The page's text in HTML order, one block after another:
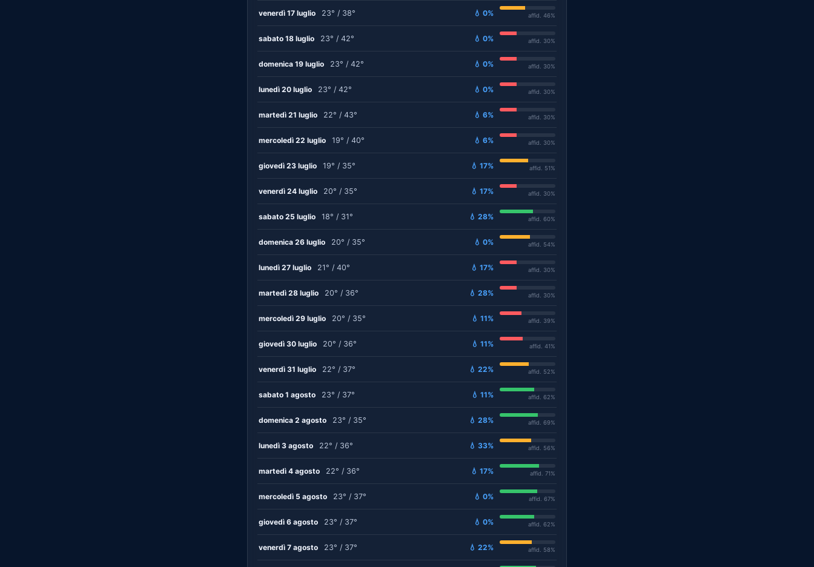
venerdì 17 luglio 23° / 38° 💧 0% affid. 46%
sabato 18 luglio 23° / 42° 💧 0% affid. 30%
domenica 19 luglio 23° / 42° 💧 0% affid. 30%
lunedì 20 luglio 23° / 42° 💧 0% affid. 30%
martedì 21 luglio 22° / 43° 💧 6% affid. 30%
mercoledì 22 luglio 19° / 40° 💧 6% affid. 30%
giovedì 23 luglio 19° / 35° 💧 17% affid. 51%
venerdì 24 luglio 20° / 35° 💧 17% affid. 30%
sabato 25 luglio 18° / 31° 💧 28% affid. 60%
domenica 26 luglio 20° / 35° 💧 0% affid. 54%
lunedì 27 luglio 21° / 40° 💧 17% affid. 30%
martedì 28 luglio 20° / 36° 💧 28% affid. 30%
mercoledì 29 luglio 20° / 35° 💧 11% affid. 39%
giovedì 30 luglio 20° / 36° 💧 11% affid. 41%
venerdì 31 luglio 22° / 37° 💧 22% affid. 52%
sabato 1 agosto 23° / 37° 💧 11% affid. 62%
domenica 2 agosto 23° / 35° 💧 28% affid. 69%
lunedì 3 agosto 22° / 36° 💧 33% affid. 56%
martedì 4 agosto 22° / 36° 💧 17% affid. 71%
mercoledì 5 agosto 23° / 37° 💧 0% affid. 67%
giovedì 6 agosto 23° / 37° 💧 0% affid. 62%
venerdì 7 agosto 23° / 37° 💧 22% affid. 58%